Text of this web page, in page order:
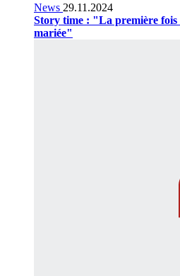
News 29.11.2024
Story time : "La première fois
mariée"